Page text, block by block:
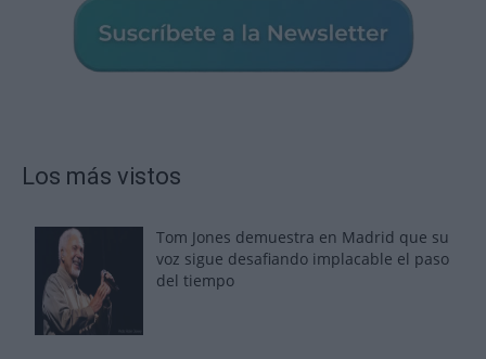
Los más vistos
Tom Jones demuestra en Madrid que su
voz sigue desafiando implacable el paso
del tiempo